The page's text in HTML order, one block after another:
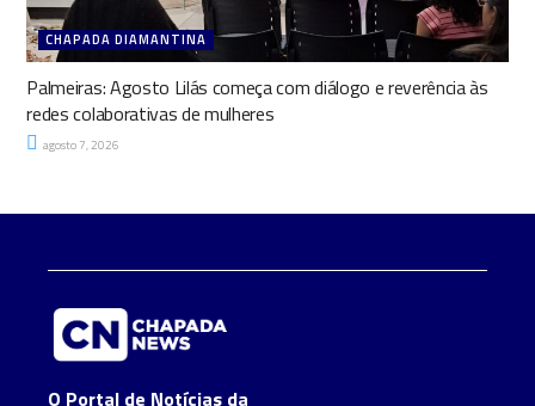
CHAPADA DIAMANTINA
Palmeiras: Agosto Lilás começa com diálogo e reverência às
redes colaborativas de mulheres
agosto 7, 2026
O Portal de Notícias da